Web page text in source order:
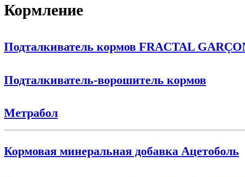
Кормление
Подталкиватель кормов FRACTAL
Подталкиватель-ворошитель кормов
Метрабол
Кормовая минеральная добавка Ацетоболь